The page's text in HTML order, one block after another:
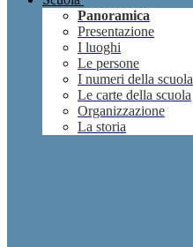
Panoramica
Presentazione
I luoghi
Le persone
I numeri della scuola
Le carte della scuola
Organizzazione
La storia